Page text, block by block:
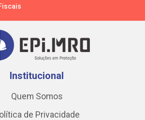
Institucional
Quem Somos
de Privacidade